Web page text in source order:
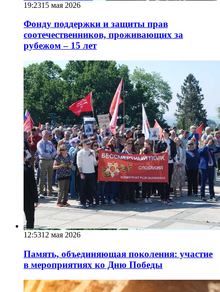
19:2315 мая 2026
Фонду поддержки и защиты прав
соотечественников, проживающих за
рубежом – 15 лет
12:5312 мая 2026
Память, объединяющая поколения: участие
в мероприятиях ко Дню Победы